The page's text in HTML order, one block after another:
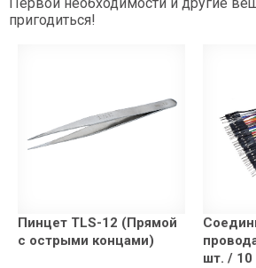
пригодиться!
Пинцет TLS-12 (Прямой
с острыми концами)
шт. / 10